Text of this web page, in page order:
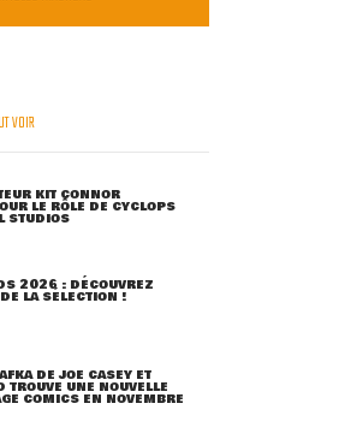
VOIR
KIT CONNOR
LE RÔLE DE CYCLOPS
STUDIOS
2026 : DÉCOUVREZ
LA SÉLECTION !
DE JOE CASEY ET
TROUVE UNE NOUVELLE
COMICS EN NOVEMBRE